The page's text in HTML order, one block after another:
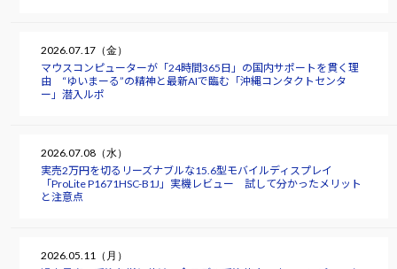
2026.07.17（金）
マウスコンピューターが「24時間365日」の国内サポートを貫く理
由 “ゆいまーる”の精神と最新AIで臨む「沖縄コンタクトセンタ
ー」潜入ルポ
2026.07.08（水）
実売2万円を切るリーズナブルな15.6型モバイルディスプレイ
「ProLite P1671HSC-B1J」実機レビュー 試して分かったメリット
と注意点
2026.05.11（月）